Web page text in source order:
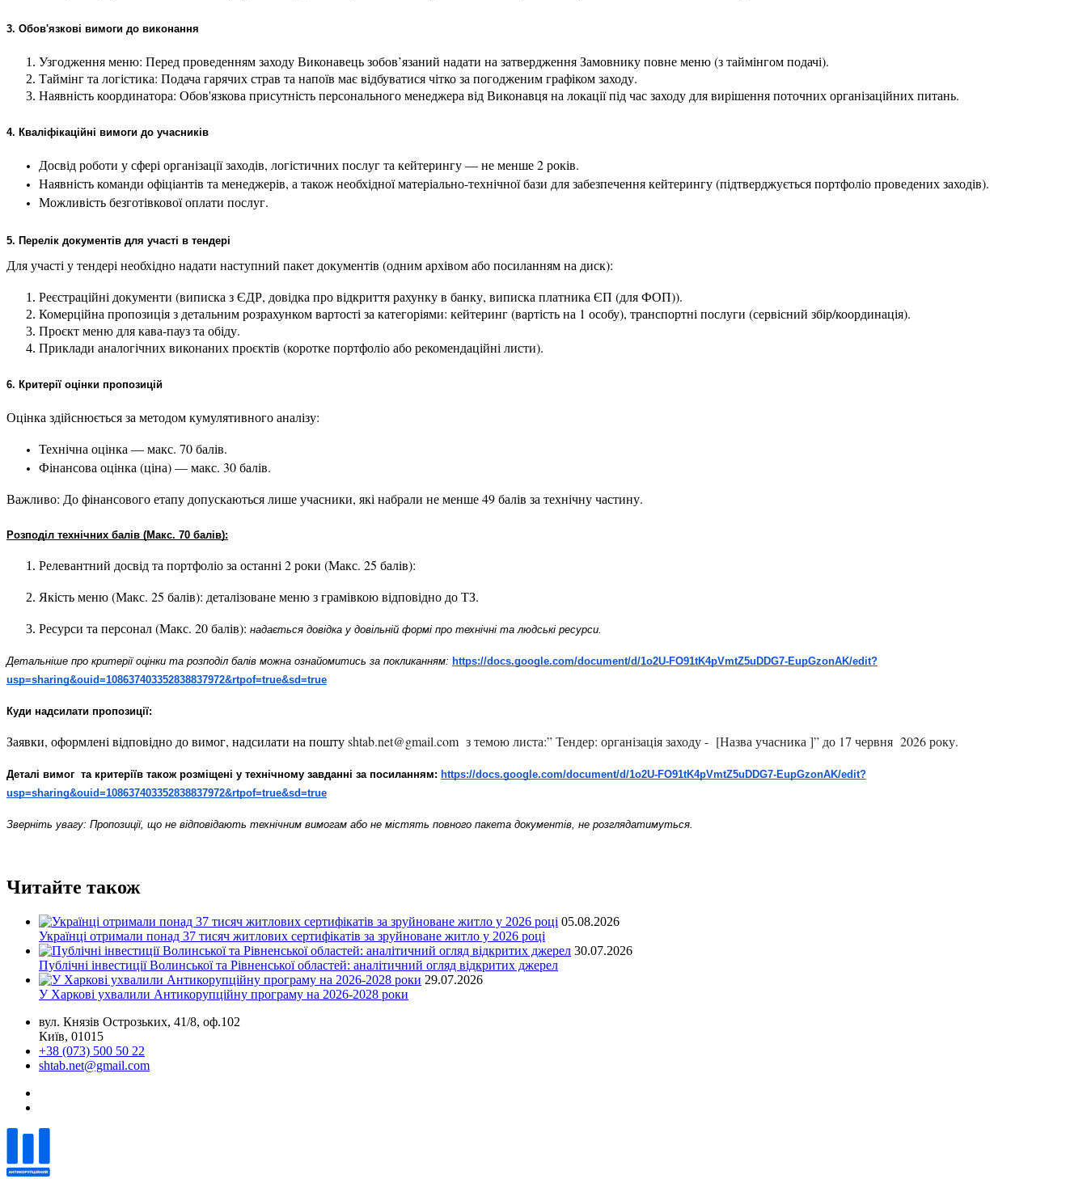
3. Обов'язкові вимоги до виконання
Узгодження меню: Перед проведенням заходу Виконавець зобов’язаний надати на затвердження Замовнику повне меню (з таймінгом подачі).
Таймінг та логістика: Подача гарячих страв та напоїв має відбуватися чітко за погодженим графіком заходу.
Наявність координатора: Обов'язкова присутність персонального менеджера від Виконавця на локації під час заходу для вирішення поточних організаційних питань.
4. Кваліфікаційні вимоги до учасників
Досвід роботи у сфері організації заходів, логістичних послуг та кейтерингу — не менше 2 років.
Наявність команди офіціантів та менеджерів, а також необхідної матеріально-технічної бази для забезпечення кейтерингу (підтверджується портфоліо проведених заходів).
Можливість безготівкової оплати послуг.
5. Перелік документів для участі в тендері
Для участі у тендері необхідно надати наступний пакет документів (одним архівом або посиланням на диск):
Реєстраційні документи (виписка з ЄДР, довідка про відкриття рахунку в банку, виписка платника ЄП (для ФОП)).
Комерційна пропозиція з детальним розрахунком вартості за категоріями: кейтеринг (вартість на 1 особу), транспортні послуги (сервісний збір/координація).
Проєкт меню для кава-пауз та обіду.
Приклади аналогічних виконаних проєктів (коротке портфоліо або рекомендаційні листи).
6. Критерії оцінки пропозицій
Оцінка здійснюється за методом кумулятивного аналізу:
Технічна оцінка — макс. 70 балів.
Фінансова оцінка (ціна) — макс. 30 балів.
Важливо: До фінансового етапу допускаються лише учасники, які набрали не менше 49 балів за технічну частину.
Розподіл технічних балів (Макс. 70 балів):
Релевантний досвід та портфоліо за останні 2 роки (Макс. 25 балів):
Якість меню (Макс. 25 балів): деталізоване меню з грамівкою відповідно до ТЗ.
Ресурси та персонал (Макс. 20 балів): надається довідка у довільній формі про технічні та людські ресурси.
Детальніше про критерії оцінки та розподіл балів можна ознайомитись за покликанням: https://docs.google.com/document/d/1o2U-FO91tK4pVmtZ5uDDG7-EupGzonAK/edit?
usp=sharing&ouid=108637403352838837972&rtpof=true&sd=true
Куди надсилати пропозиції:
Заявки, оформлені відповідно до вимог, надсилати на пошту shtab.net@gmail.com  з темою листа:” Тендер: організація заходу -  [Назва учасника ]” до 17 червня  2026 року.
Деталі вимог  та критеріїв також розміщені у технічному завданні за посиланням: https://docs.google.com/document/d/1o2U-FO91tK4pVmtZ5uDDG7-EupGzonAK/edit?
usp=sharing&ouid=108637403352838837972&rtpof=true&sd=true
Зверніть увагу: Пропозиції, що не відповідають технічним вимогам або не містять повного пакета документів, не розглядатимуться.
Читайте також
05.08.2026
Українці отримали понад 37 тисяч житлових сертифікатів за зруйноване житло у 2026 році
30.07.2026
Публічні інвестиції Волинської та Рівненської областей: аналітичний огляд відкритих джерел
29.07.2026
У Харкові ухвалили Антикорупційну програму на 2026-2028 роки
вул. Князів Острозьких, 41/8, оф.102
Київ, 01015
+38 (073) 500 50 22
shtab.net@gmail.com